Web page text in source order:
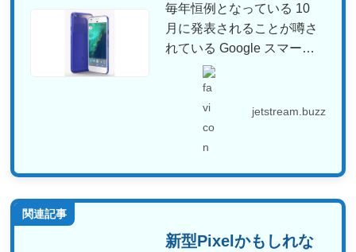
毎年恒例となっている 10
月に発表されることが噂さ
れている Google スマート
フォン「Pixe...
jetstream.buzz
関連記事
新型Pixelかもしれな